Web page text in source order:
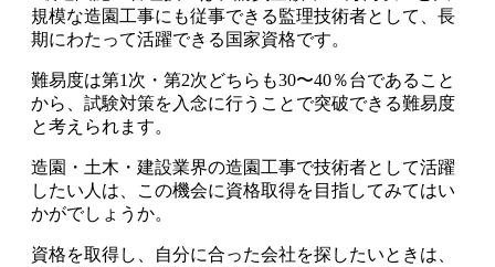
規模な造園工事にも従事できる監理技術者として、長
期にわたって活躍できる国家資格です。
難易度は第1次・第2次どちらも30〜40％台であること
から、 試験対策を入念に行うことで突破できる難易度
と考えられます。
造園・土木・建設業界の造園工事で技術者として活躍
したい人は、この機会に資格取得を目指してみてはい
かがでしょうか。
資格を取得し、自分に合った会社を探したいときは、